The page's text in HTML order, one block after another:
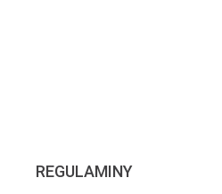
REGULAMINY